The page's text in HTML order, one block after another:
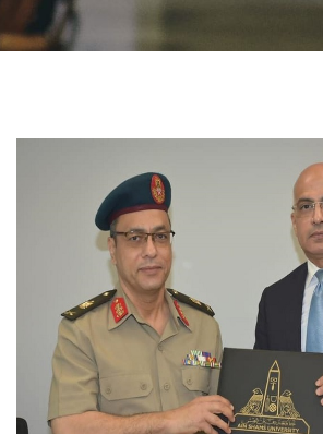
هيئة التدريس
الدراسات العليا
الخريجين
الموظفون